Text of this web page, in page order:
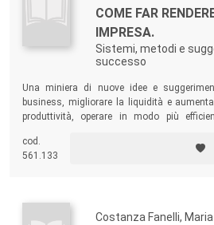
COME FAR
IMPRESA.
Sistemi, metodi e
successo
Una miniera di nuove idee e
business, migliorare la liquidità e
produttività, operare in modo più
cod.
561.133
Costanza Fanelli,